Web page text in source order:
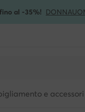
al -35%! DONNA
e accessori